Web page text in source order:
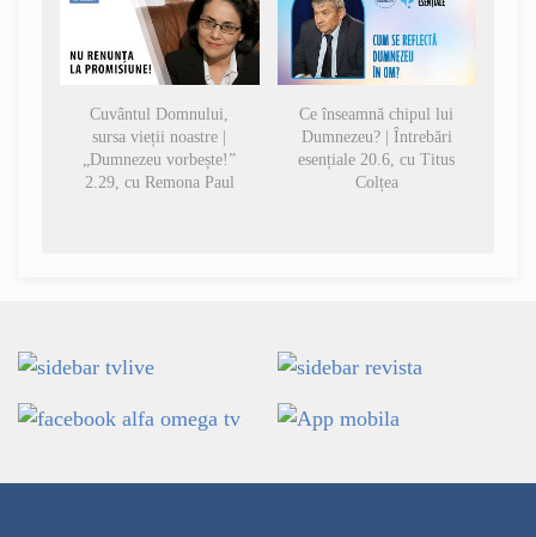
Cuvântul Domnului,
sursa vieții noastre |
„Dumnezeu vorbește!”
2.29, cu Remona Paul
Ce înseamnă chipul lui
Dumnezeu? | Întrebări
esențiale 20.6, cu Titus
Colțea